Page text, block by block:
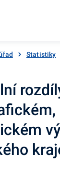
Statistiky